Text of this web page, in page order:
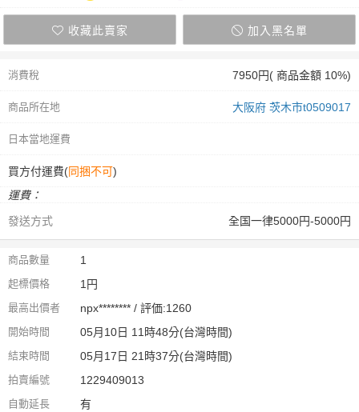
收藏此賣家 加入黑名單
消費稅 7950円( 商品金額 10%)
商品所在地 大阪府 茨木市t0509017
日本當地運費
買方付運費(同捆不可)
運費：
發送方式
全国一律5000円-5000円
商品數量 1
起標價格 1円
最高出價者 npx******** / 評価:1260
開始時間 05月10日 11時48分(台灣時間)
結束時間 05月17日 21時37分(台灣時間)
拍賣編號 1229409013
自動延長 有